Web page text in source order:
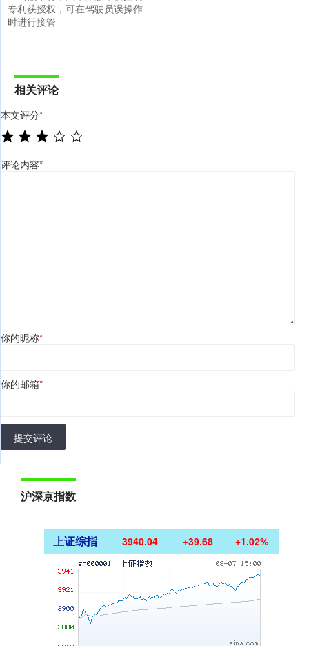
专利获授权，可在驾驶员误操作
时进行接管
相关评论
本文评分*
评论内容*
你的昵称*
你的邮箱*
提交评论
沪深京指数
上证综指 3940.04 +39.68 +1.02%